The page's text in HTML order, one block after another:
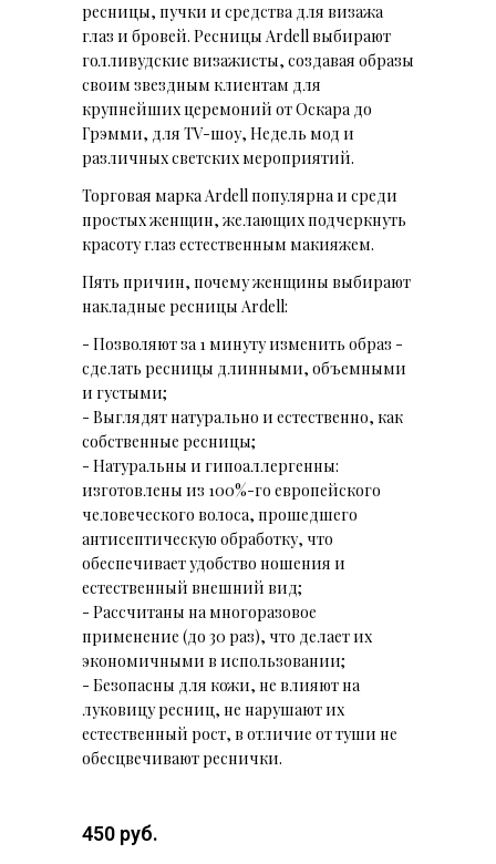
ресницы, пучки и средства для визажа
глаз и бровей. Ресницы Ardell выбирают
голливудские визажисты, создавая образы
своим звездным клиентам для
крупнейших церемоний от Оскара до
Грэмми, для TV-шоу, Недель мод и
различных светских мероприятий.
Торговая марка Ardell популярна и среди
простых женщин, желающих подчеркнуть
красоту глаз естественным макияжем.
Пять причин, почему женщины выбирают
накладные ресницы Ardell:
- Позволяют за 1 минуту изменить образ -
сделать ресницы длинными, объемными
и густыми;
- Выглядят натурально и естественно, как
собственные ресницы;
- Натуральны и гипоаллергенны:
изготовлены из 100%-го европейского
человеческого волоса, прошедшего
антисептическую обработку, что
обеспечивает удобство ношения и
естественный внешний вид;
- Рассчитаны на многоразовое
применение (до 30 раз), что делает их
экономичными в использовании;
- Безопасны для кожи, не влияют на
луковицу ресниц, не нарушают их
естественный рост, в отличие от туши не
обесцвечивают реснички.
450 руб.